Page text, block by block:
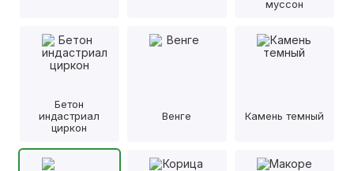
муссон
Бетон
индастриал
циркон
Венге Камень темный